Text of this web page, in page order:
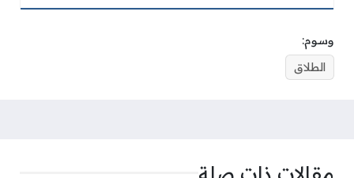
وسوم:
الطلاق
مقالات ذات صلة